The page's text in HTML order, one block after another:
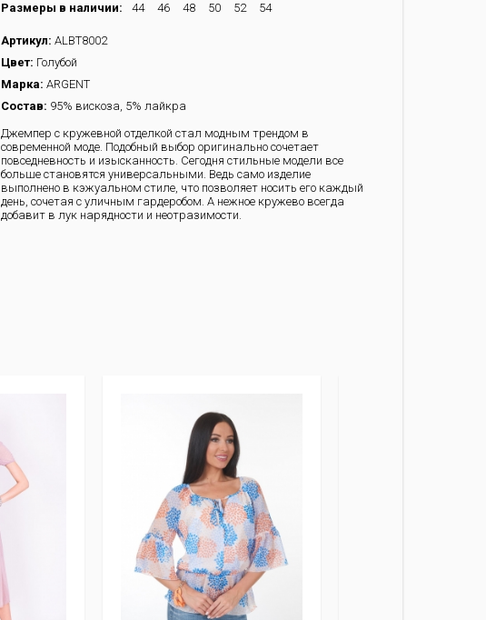
Размеры в наличии: 44 46 48 50 52 54
Артикул: ALBT8002
Цвет: Голубой
Марка: ARGENT
Состав: 95% вискоза, 5% лайкра
Джемпер с кружевной отделкой стал модным трендом в
современной моде. Подобный выбор оригинально сочетает
повседневность и изысканность. Сегодня стильные модели все
больше становятся универсальными. Ведь само изделие
выполнено в кэжуальном стиле, что позволяет носить его каждый
день, сочетая с уличным гардеробом. А нежное кружево всегда
добавит в лук нарядности и неотразимости.